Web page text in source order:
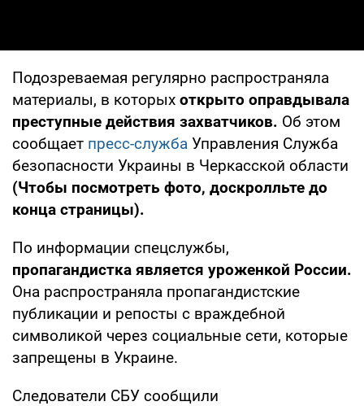
Подозреваемая регулярно распространяла
материалы, в которых открыто оправдывала
преступные действия захватчиков. Об этом
сообщает пресс-служба Управления Служба
безопасности Украины в Черкасской области
(Чтобы посмотреть фото, доскролльте до
конца страницы).
По информации спецслужбы,
пропагандистка является уроженкой России.
Она распространяла пропагандистские
публикации и репосты с враждебной
символикой через социальные сети, которые
запрещены в Украине.
Следователи СБУ сообщили